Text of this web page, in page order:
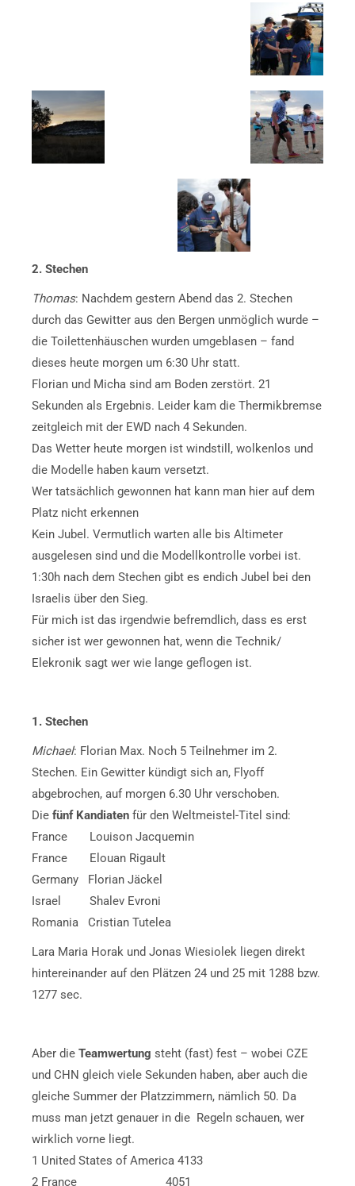
2. Stechen
Thomas: Nachdem gestern Abend das 2. Stechen
durch das Gewitter aus den Bergen unmöglich wurde –
die Toilettenhäuschen wurden umgeblasen – fand
dieses heute morgen um 6:30 Uhr statt.
Florian und Micha sind am Boden zerstört. 21
Sekunden als Ergebnis. Leider kam die Thermikbremse
zeitgleich mit der EWD nach 4 Sekunden.
Das Wetter heute morgen ist windstill, wolkenlos und
die Modelle haben kaum versetzt.
Wer tatsächlich gewonnen hat kann man hier auf dem
Platz nicht erkennen
Kein Jubel. Vermutlich warten alle bis Altimeter
ausgelesen sind und die Modellkontrolle vorbei ist.
1:30h nach dem Stechen gibt es endich Jubel bei den
Israelis über den Sieg.
Für mich ist das irgendwie befremdlich, dass es erst
sicher ist wer gewonnen hat, wenn die Technik/
Elekronik sagt wer wie lange geflogen ist.
1. Stechen
Michael: Florian Max. Noch 5 Teilnehmer im 2.
Stechen. Ein Gewitter kündigt sich an, Flyoff
abgebrochen, auf morgen 6.30 Uhr verschoben.
Die fünf Kandiaten für den Weltmeistel-Titel sind:
France Louison Jacquemin
France Elouan Rigault
Germany Florian Jäckel
Israel Shalev Evroni
Romania Cristian Tutelea
Lara Maria Horak und Jonas Wiesiolek liegen direkt
hintereinander auf den Plätzen 24 und 25 mit 1288 bzw.
1277 sec.
Aber die Teamwertung steht (fast) fest – wobei CZE
und CHN gleich viele Sekunden haben, aber auch die
gleiche Summer der Platzzimmern, nämlich 50. Da
muss man jetzt genauer in die Regeln schauen, wer
wirklich vorne liegt.
1 United States of America 4133
2 France 4051